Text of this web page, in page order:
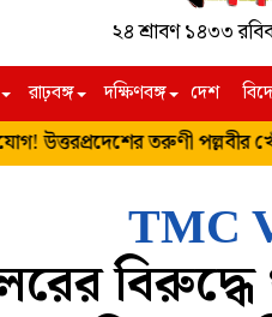
২৪ শ্রাবণ ১৪৩৩
রাঢ়বঙ্গ দক্ষিণবঙ্গ দেশ
তরুণী পল্লবীর
দক্ষিণবঙ্গ
পশ্চিম বর্ধমান
বাঁকুড়া
পুরুলিয়া
ঝাড়গ্রাম
TMC